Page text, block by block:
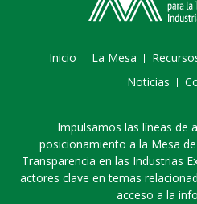
Inicio La Mesa
Noticias
Impulsamos las líneas de
posicionamiento a la Mesa
Transparencia en las Industrias
actores clave en temas
acceso a la